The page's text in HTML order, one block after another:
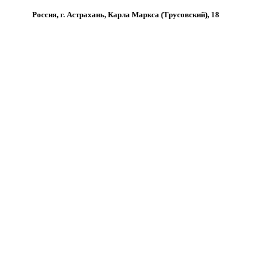
Россия, г. Астрахань, Карла Маркса (Трусовский), 18